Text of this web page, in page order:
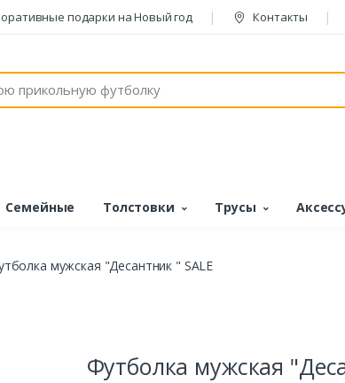
подарки на Новый год Контакты
Семейные Толстовки Трусы
мужская "Десантник " SALE
Футболка мужская